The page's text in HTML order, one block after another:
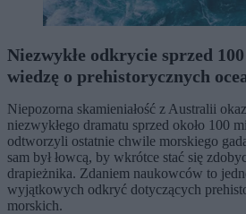
Niezwykłe odkrycie sprzed
wiedzę o prehistorycznych
Niepozorna skamieniałość z Australii
niezwykłego dramatu sprzed około 100
odtworzyli ostatnie chwile morskiego
sam był łowcą, by wkrótce stać się
drapieżnika. Zdaniem naukowców to
wyjątkowych odkryć dotyczących
morskich.